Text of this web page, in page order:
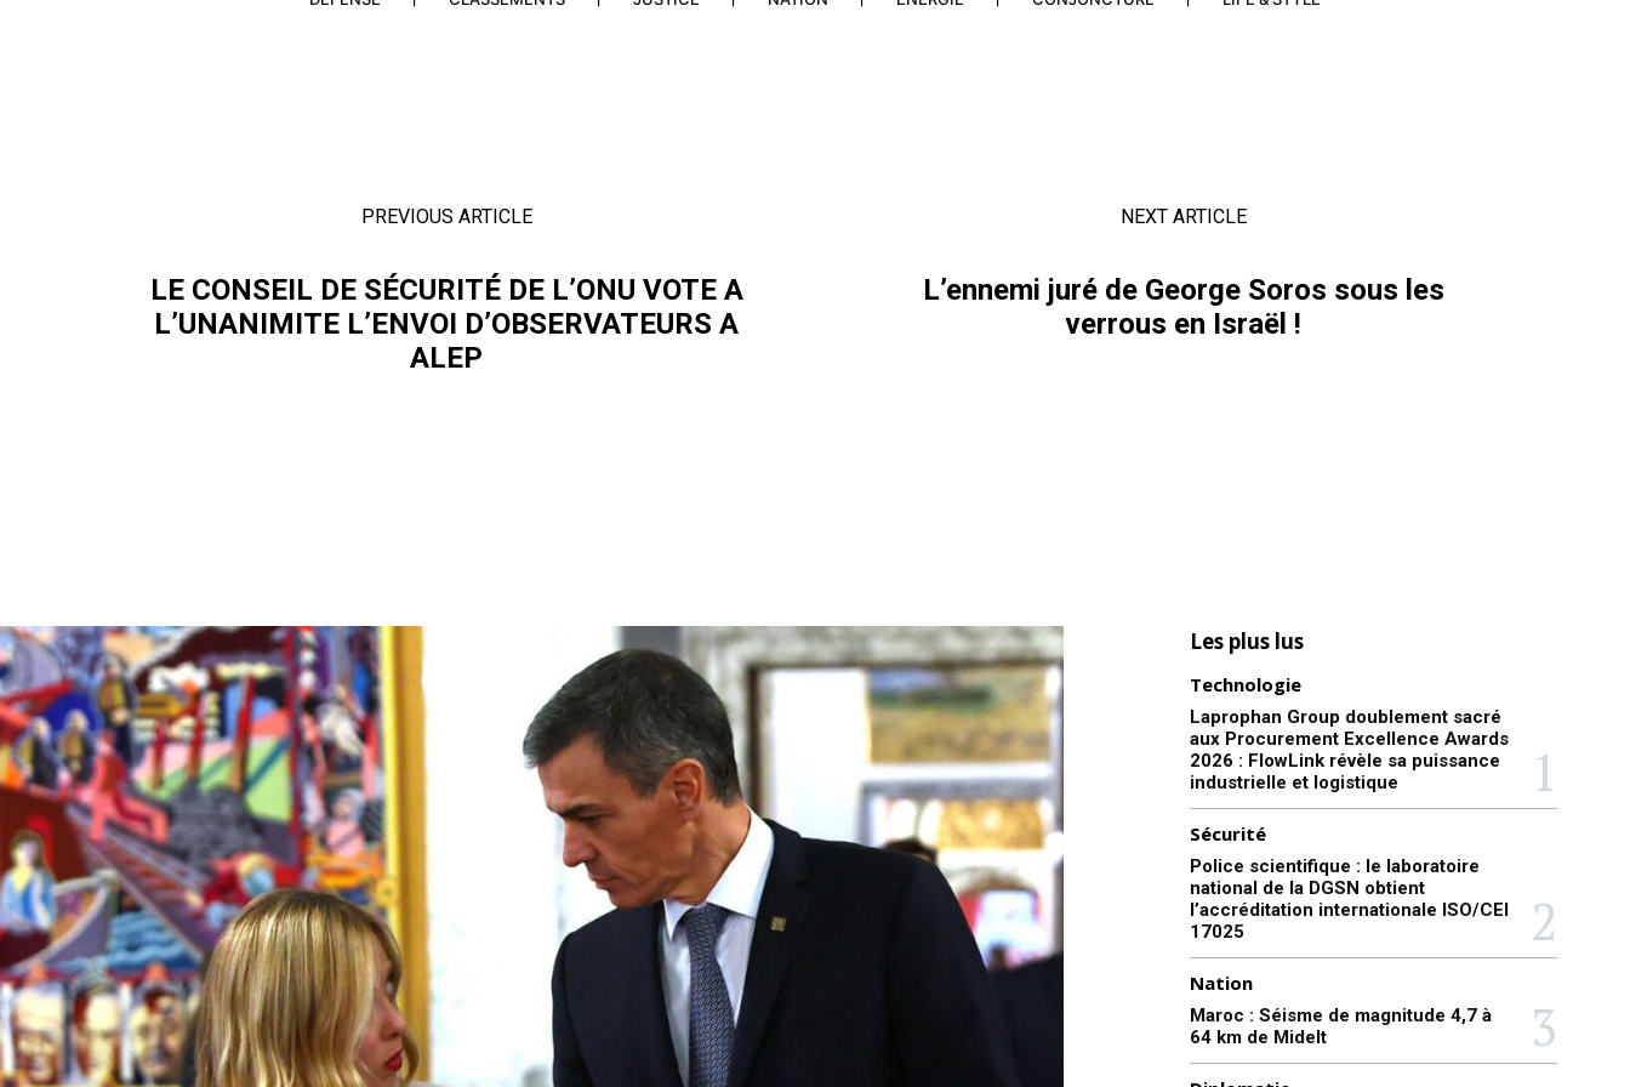
PREVIOUS ARTICLE
LE CONSEIL DE SÉCURITÉ DE L’ONU VOTE A
L’UNANIMITE L’ENVOI D’OBSERVATEURS A
ALEP
NEXT ARTICLE
L’ennemi juré de George Soros sous les
verrous en Israël !